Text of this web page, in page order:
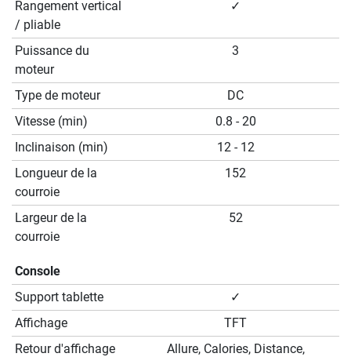
Rangement vertical
/ pliable
✓
Puissance du
moteur
3
Type de moteur
DC
Vitesse (min)
0.8 - 20
Inclinaison (min)
12 - 12
Longueur de la
courroie
152
Largeur de la
courroie
52
Console
Support tablette
✓
Affichage
TFT
Retour d'affichage
Allure, Calories, Distance,